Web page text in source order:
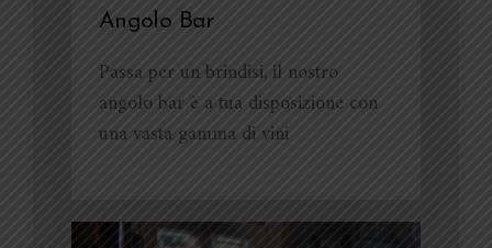
Angolo Bar
Passa per un brindisi, il nostro
angolo bar è a tua disposizione con
una vasta gamma di vini